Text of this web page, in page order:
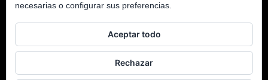
SERIES DE CIENCIA FICCIÓN
COMICS DE CIENCIA FICCIÓN
12
PERSONAJES DE CIENCIA FICCIÓN
necesarias o configurar sus preferencias.
Aceptar todo
Rechazar